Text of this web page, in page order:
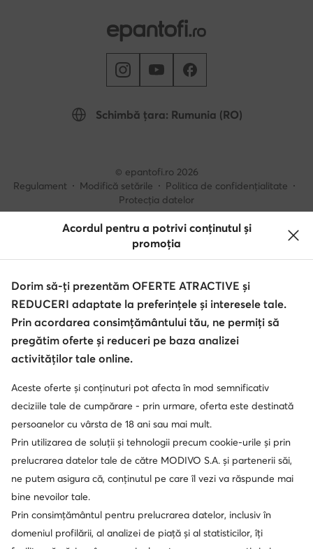
Schimbă țara: Rumunia (RO)
© epantofi.ro 2026
Regulament
Modifică setările
Politica de confidențialitate
Protecția datelor
Soluționarea alternativă a litigilorSoluționarea online a litigilor
Acordul pentru a potrivi conținutul și
promoția
Dorim să-ți prezentăm OFERTE ATRACTIVE și
REDUCERI adaptate la preferințele și interesele tale.
Prin acordarea consimțământului tău, ne permiți să
pregătim oferte și reduceri pe baza analizei
activităților tale online.
Aceste oferte și conținuturi pot afecta în mod semnificativ
deciziile tale de cumpărare - prin urmare, oferta este destinată
persoanelor cu vârsta de 18 ani sau mai mult.
Prin utilizarea de soluții și tehnologii precum cookie-urile și prin
prelucrarea datelor tale de către MODIVO S.A. și partenerii săi,
ne putem asigura că, conținutul pe care îl vezi va răspunde mai
bine nevoilor tale.
Prin consimțământul pentru prelucrarea datelor, inclusiv în
domeniul profilării, al analizei de piață și al statisticilor, îți